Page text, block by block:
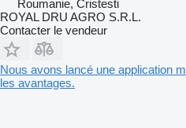
Roumanie, Cristesti
ROYAL DRU AGRO S.R.L.
Contacter le vendeur
Nous avons lancé une application
les avantages.